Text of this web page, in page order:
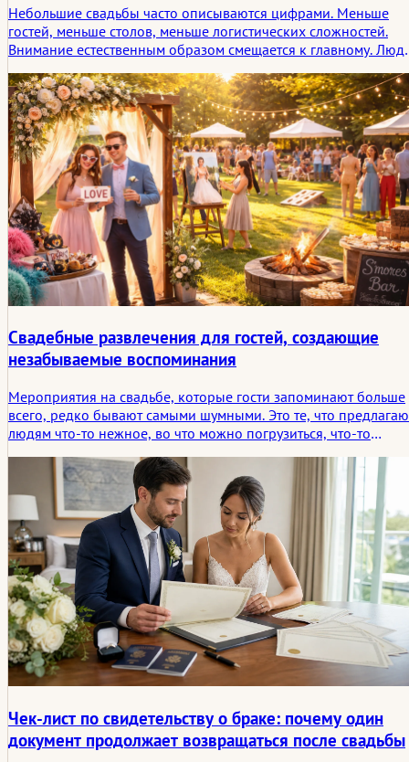
Небольшие свадьбы часто описываются цифрами. Меньше
гостей, меньше столов, меньше логистических сложностей.
Внимание естественным образом смещается к главному.
особой дистанции между участниками и свидетелями.
Свадебные развлечения для гостей, создающие
незабываемые воспоминания
Мероприятия на свадьбе, которые гости запоминают больше
всего, редко бывают самыми шумными. Это те, что
людям что-то нежное, во что можно погрузиться, что-то
что можно унести с собой потом. В этой статье
рассматривается, какие виды свадебных мероприятий для
гостей имеют тенденцию оставаться в памяти людей и почему
они часто оставляют более глубокий след, чем более
зрелищные развлечения.
Чек-лист по свидетельству о браке: почему один
документ продолжает возвращаться после свадьбы